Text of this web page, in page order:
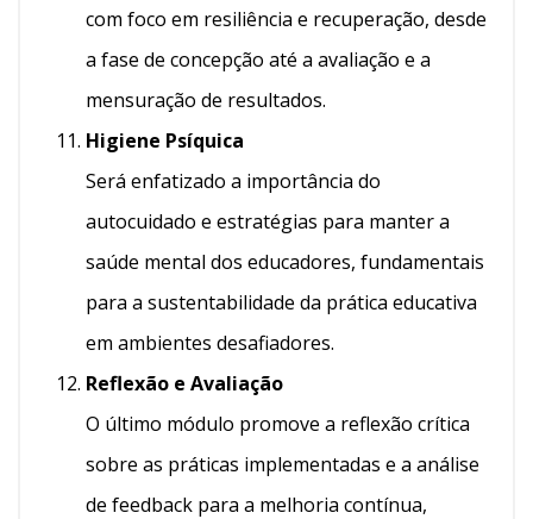
com foco em resiliência e recuperação, desde
a fase de concepção até a avaliação e a
mensuração de resultados.
Higiene Psíquica
Será enfatizado a importância do
autocuidado e estratégias para manter a
saúde mental dos educadores, fundamentais
para a sustentabilidade da prática educativa
em ambientes desafiadores.
Reflexão e Avaliação
O último módulo promove a reflexão crítica
sobre as práticas implementadas e a análise
de feedback para a melhoria contínua,